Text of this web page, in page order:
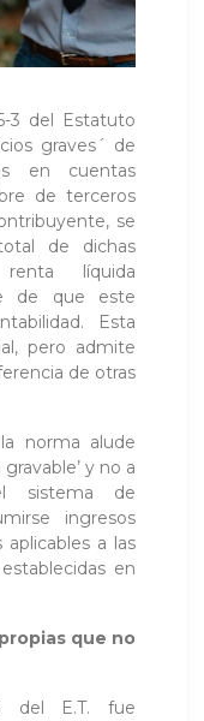
3 del Estatuto
graves´ de
en cuentas
de terceros
se
de dichas
renta líquida
de que este
Esta
pero admite
de otras
norma alude
y no a
sistema de
ingresos
a las
en
que no
del E.T. fue